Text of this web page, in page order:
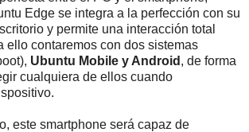
Edge se integra a la perfección con su
y permite una interacción total
ello contaremos con dos sistemas
Ubuntu Mobile y Android , de forma
cualquiera de ellos cuando
este smartphone será capaz de